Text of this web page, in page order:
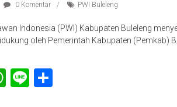
0 Komentar PWI Buleleng
Indonesia (PWI) Kabupaten Buleleng
oleh Pemerintah Kabupaten (Pemkab)
WhatsApp
Line